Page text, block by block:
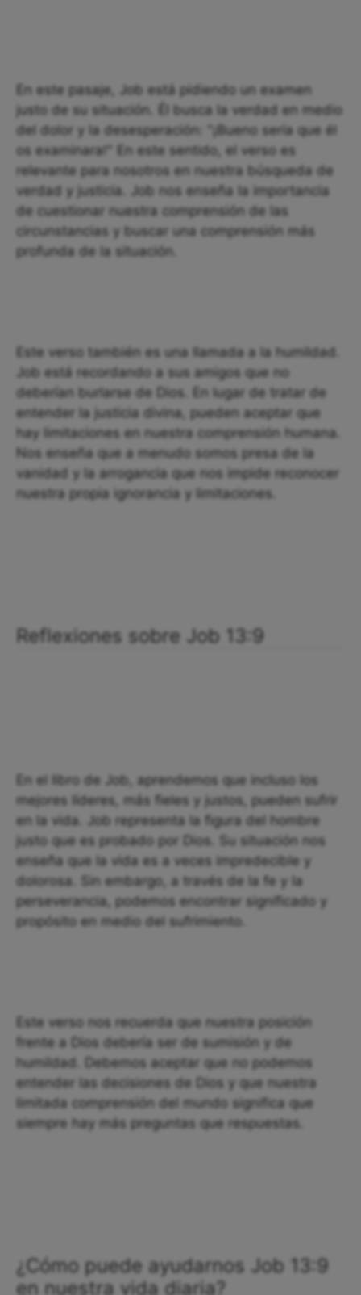
En este pasaje, Job está pidiendo un examen
justo de su situación. Él busca la verdad en medio
del dolor y la desesperación: "¡Bueno sería que él
os examinara!" En este sentido, el verso es
relevante para nosotros en nuestra búsqueda de
verdad y justicia. Job nos enseña la importancia
de cuestionar nuestra comprensión de las
circunstancias y buscar una comprensión más
profunda de la situación.
Este verso también es una llamada a la humildad.
Job está recordando a sus amigos que no
deberían burlarse de Dios. En lugar de tratar de
entender la justicia divina, pueden aceptar que
hay limitaciones en nuestra comprensión humana.
Nos enseña que a menudo somos presa de la
vanidad y la arrogancia que nos impide reconocer
nuestra propia ignorancia y limitaciones.
Reflexiones sobre Job 13:9
En el libro de Job, aprendemos que incluso los
mejores líderes, más fieles y justos, pueden sufrir
en la vida. Job representa la figura del hombre
justo que es probado por Dios. Su situación nos
enseña que la vida es a veces impredecible y
dolorosa. Sin embargo, a través de la fe y la
perseverancia, podemos encontrar significado y
propósito en medio del sufrimiento.
Este verso nos recuerda que nuestra posición
frente a Dios debería ser de sumisión y de
humildad. Debemos aceptar que no podemos
entender las decisiones de Dios y que nuestra
limitada comprensión del mundo significa que
siempre hay más preguntas que respuestas.
¿Cómo puede ayudarnos Job 13:9
en nuestra vida diaria?